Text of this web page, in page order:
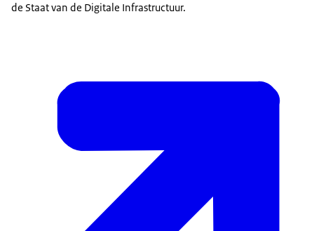
de Staat van de Digitale Infrastructuur.